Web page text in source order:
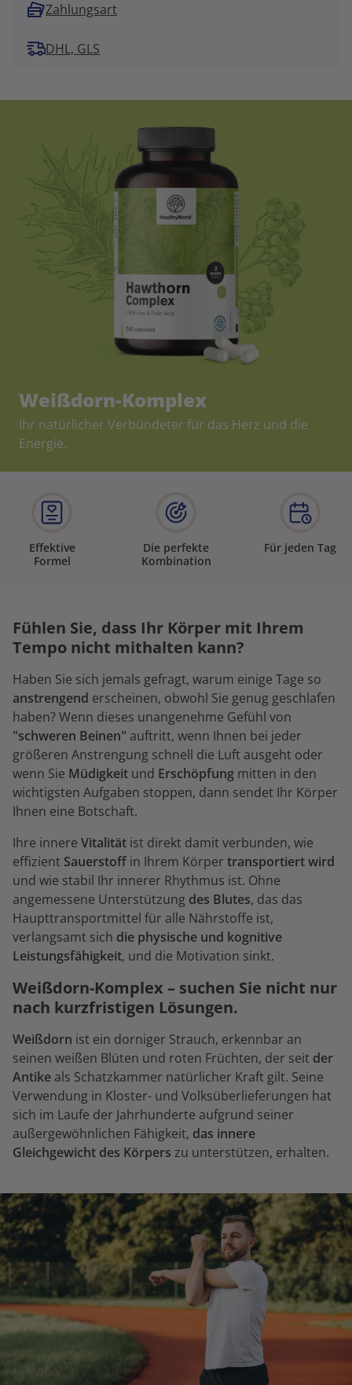
Zahlungsart
DHL, GLS
Weißdorn-Komplex
Ihr natürlicher Verbündeter für das Herz und die
Energie.
Effektive
Formel
Die perfekte
Kombination
Für jeden Tag
Fühlen Sie, dass Ihr Körper mit Ihrem
Tempo nicht mithalten kann?
Haben Sie sich jemals gefragt, warum einige Tage so
anstrengend erscheinen, obwohl Sie genug geschlafen
haben? Wenn dieses unangenehme Gefühl von
"schweren Beinen" auftritt, wenn Ihnen bei jeder
größeren Anstrengung schnell die Luft ausgeht oder
wenn Sie Müdigkeit und Erschöpfung mitten in den
wichtigsten Aufgaben stoppen, dann sendet Ihr Körper
Ihnen eine Botschaft.
Ihre innere Vitalität ist direkt damit verbunden, wie
effizient Sauerstoff in Ihrem Körper transportiert wird
und wie stabil Ihr innerer Rhythmus ist. Ohne
angemessene Unterstützung des Blutes, das das
Haupttransportmittel für alle Nährstoffe ist,
verlangsamt sich die physische und kognitive
Leistungsfähigkeit, und die Motivation sinkt.
Weißdorn-Komplex – suchen Sie nicht nur
nach kurzfristigen Lösungen.
Weißdorn ist ein dorniger Strauch, erkennbar an
seinen weißen Blüten und roten Früchten, der seit der
Antike als Schatzkammer natürlicher Kraft gilt. Seine
Verwendung in Kloster- und Volksüberlieferungen hat
sich im Laufe der Jahrhunderte aufgrund seiner
außergewöhnlichen Fähigkeit, das innere
Gleichgewicht des Körpers zu unterstützen, erhalten.